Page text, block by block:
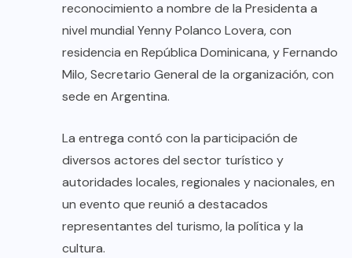
reconocimiento a nombre de la Presidenta a
nivel mundial Yenny Polanco Lovera, con
residencia en República Dominicana, y Fernando
Milo, Secretario General de la organización, con
sede en Argentina.
La entrega contó con la participación de
diversos actores del sector turístico y
autoridades locales, regionales y nacionales, en
un evento que reunió a destacados
representantes del turismo, la política y la
cultura.